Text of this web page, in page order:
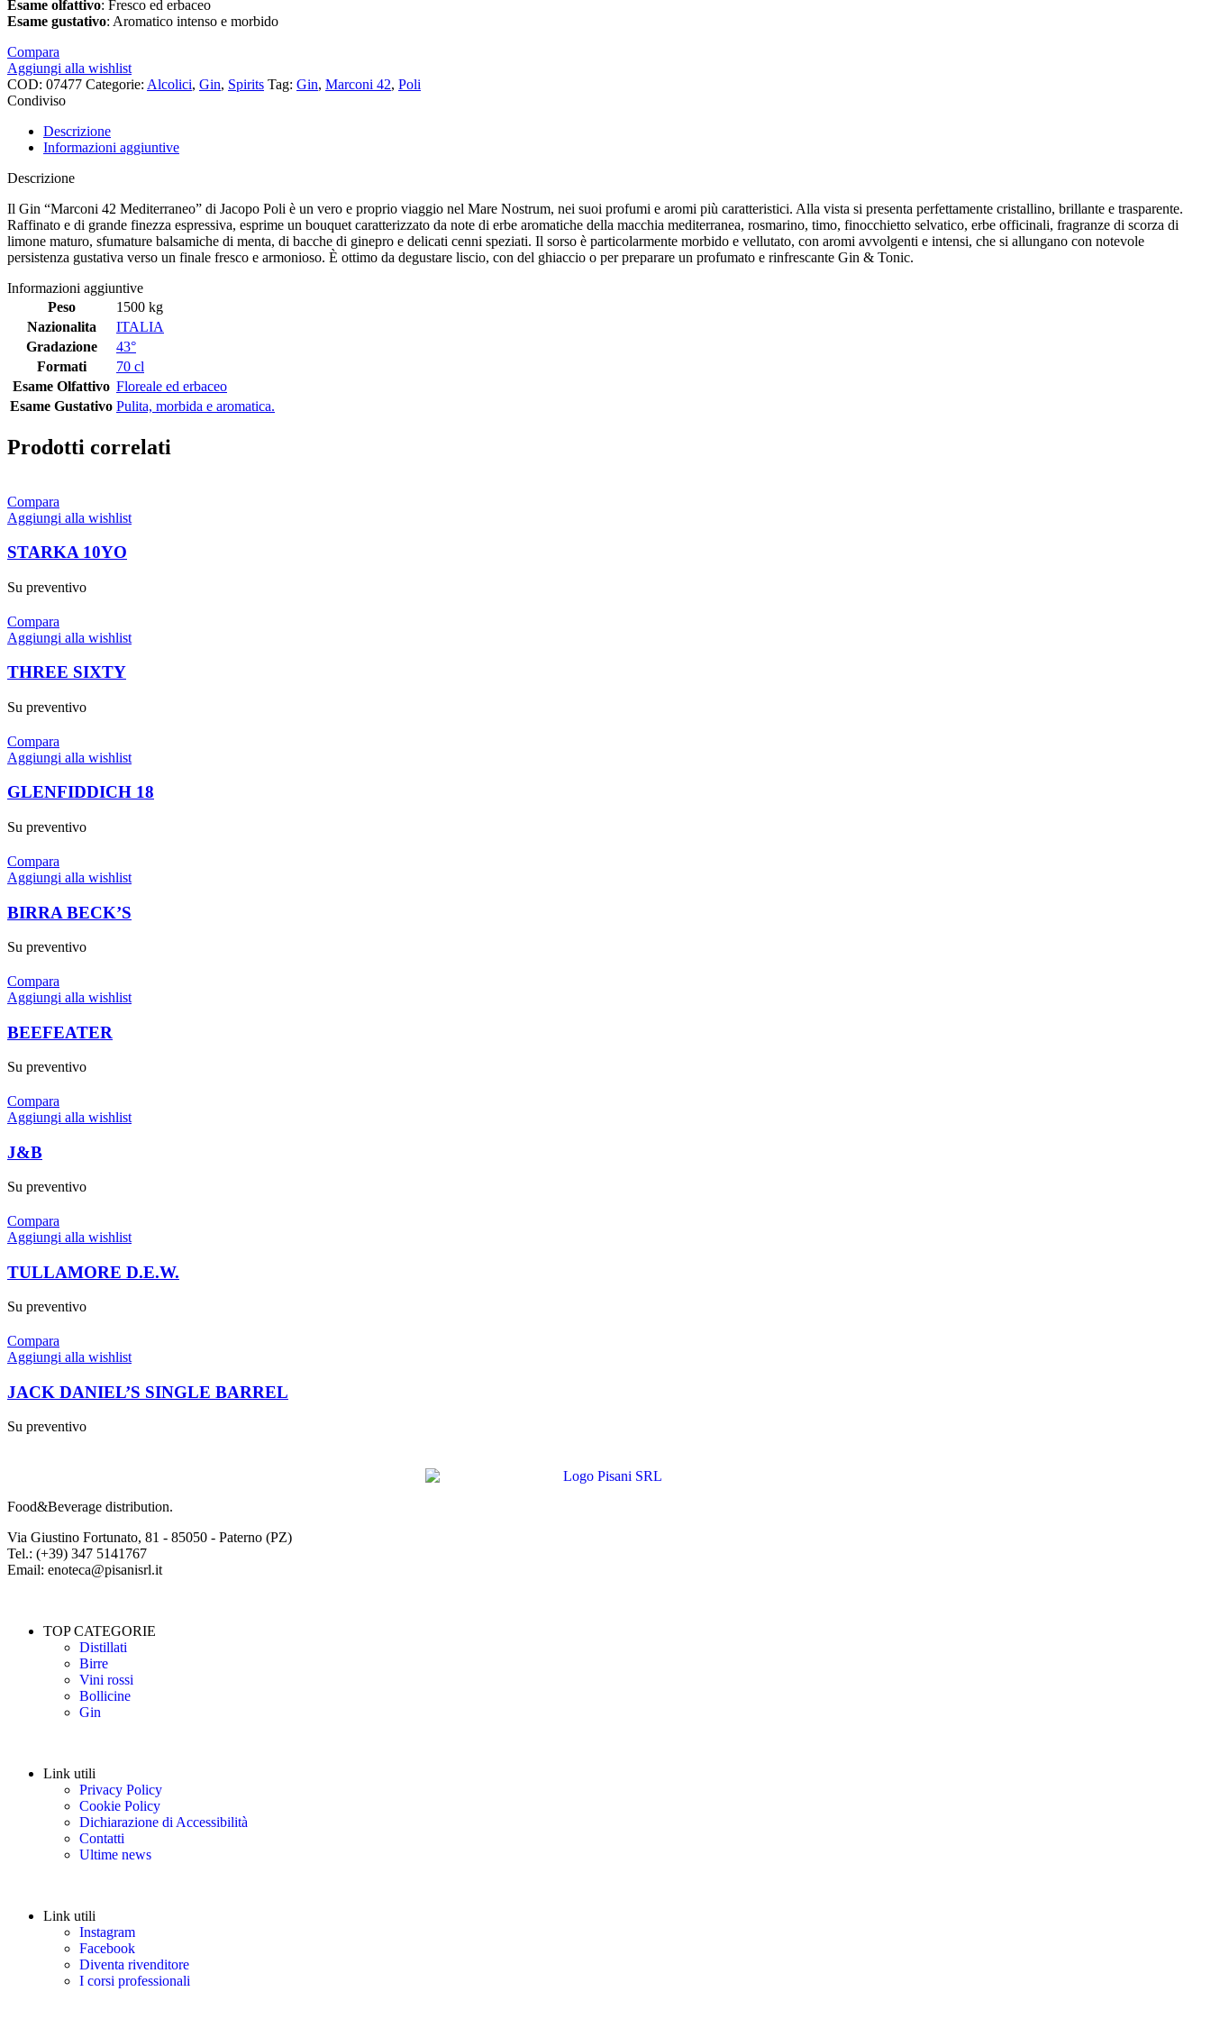
Esame olfattivo: Fresco ed erbaceo
Esame gustativo: Aromatico intenso e morbido
Compara
Aggiungi alla wishlist
COD: 07477 Categorie: Alcolici, Gin, Spirits Tag: Gin, Marconi 42, Poli
Condiviso
Descrizione
Informazioni aggiuntive
Descrizione
Il Gin “Marconi 42 Mediterraneo” di Jacopo Poli è un vero e proprio viaggio nel Mare Nostrum, nei suoi profumi e aromi più caratteristici. Alla vista si presenta perfettamente cristallino, brillante e trasparente.
Raffinato e di grande finezza espressiva, esprime un bouquet caratterizzato da note di erbe aromatiche della macchia mediterranea, rosmarino, timo, finocchietto selvatico, erbe officinali, fragranze di scorza di
limone maturo, sfumature balsamiche di menta, di bacche di ginepro e delicati cenni speziati. Il sorso è particolarmente morbido e vellutato, con aromi avvolgenti e intensi, che si allungano con notevole
persistenza gustativa verso un finale fresco e armonioso. È ottimo da degustare liscio, con del ghiaccio o per preparare un profumato e rinfrescante Gin & Tonic.
Informazioni aggiuntive
Peso
1500 kg
Nazionalita
ITALIA
Gradazione
43°
Formati
70 cl
Esame Olfattivo Floreale ed erbaceo
Esame Gustativo Pulita, morbida e aromatica.
Prodotti correlati
Compara
Aggiungi alla wishlist
STARKA 10YO
Su preventivo
Compara
Aggiungi alla wishlist
THREE SIXTY
Su preventivo
Compara
Aggiungi alla wishlist
GLENFIDDICH 18
Su preventivo
Compara
Aggiungi alla wishlist
BIRRA BECK’S
Su preventivo
Compara
Aggiungi alla wishlist
BEEFEATER
Su preventivo
Compara
Aggiungi alla wishlist
J&B
Su preventivo
Compara
Aggiungi alla wishlist
TULLAMORE D.E.W.
Su preventivo
Compara
Aggiungi alla wishlist
JACK DANIEL’S SINGLE BARREL
Su preventivo
Food&Beverage distribution.
Via Giustino Fortunato, 81 - 85050 - Paterno (PZ)
Tel.: (+39) 347 5141767
Email: enoteca@pisanisrl.it
TOP CATEGORIE
Distillati
Birre
Vini rossi
Bollicine
Gin
Link utili
Privacy Policy
Cookie Policy
Dichiarazione di Accessibilità
Contatti
Ultime news
Link utili
Instagram
Facebook
Diventa rivenditore
I corsi professionali